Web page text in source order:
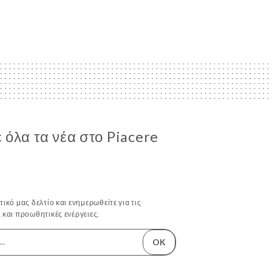
τα νέα στο Piacere
μας δελτίο και ενημερωθείτε για τις
προωθητικές ενέργειες.
OK